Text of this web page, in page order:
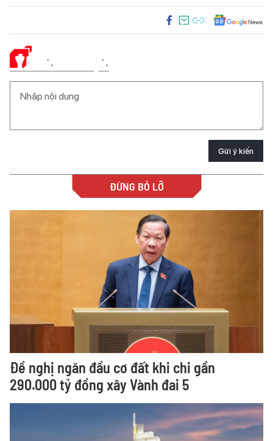
Ý KIẾN CỦA BẠN
Gửi ý kiến
ĐỪNG BỎ LỠ
Đề nghị ngăn đầu cơ đất khi chi gần
290.000 tỷ đồng xây Vành đai 5